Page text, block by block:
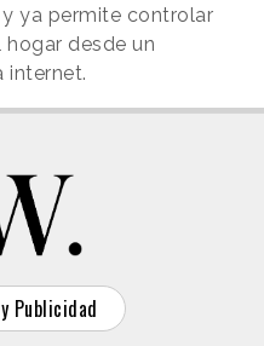
y ya permite controlar
desde un
internet.
Publicidad